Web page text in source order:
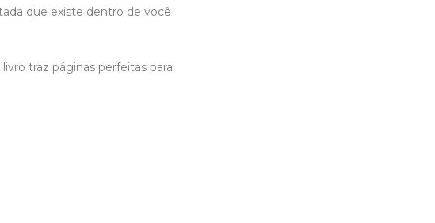
que existe dentro de você
traz páginas perfeitas para